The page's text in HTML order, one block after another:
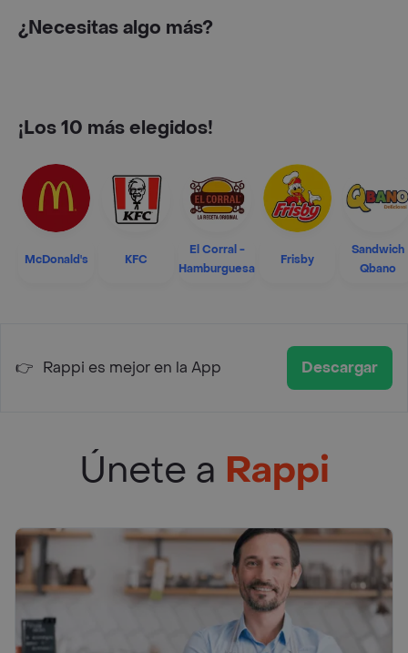
¿Necesitas algo más?
¡Los 10 más elegidos!
McDonald's KFC
El Corral -
Hamburguesa
Frisby
Sandwich
Qbano
👉 Rappi es mejor en la App Descargar
Únete a Rappi